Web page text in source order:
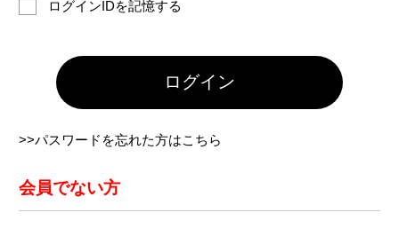
ログインIDを記憶する
ログイン
>>パスワードを忘れた方はこちら
会員でない方